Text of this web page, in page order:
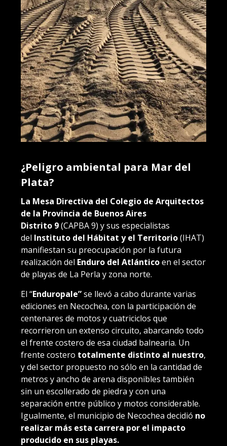
¿Peligro ambiental para Mar del
Plata?
La Mesa Directiva del Colegio de Arquitectos
de la Provincia de Buenos Aires
Distrito 9(CAPBA 9) y sus especialistas
del Instituto del Hábitat y el Territorio(IHAT)
manifiestan su preocupación por la futura
realización del Enduro del Atlánticoen el sector
de playas de La Perla y zona norte.
El “Enduropale”se llevó a cabo durante varias
ediciones en Necochea, con la participación de
centenares de motos y cuatriciclos que
recorrieron un extenso circuito, abarcando todo
el frente costero de esa ciudad balnearia. Un
frente costero totalmente distinto al nuestro,
y del sector propuesto no sólo en la cantidad de
metros y ancho de arena disponibles también
sin un escollerado de piedra y con una
separación entre público y motos considerable.
Igualmente, el municipio de Necochea decidió no
realizar más esta carrera por el impacto
producido en sus playas.